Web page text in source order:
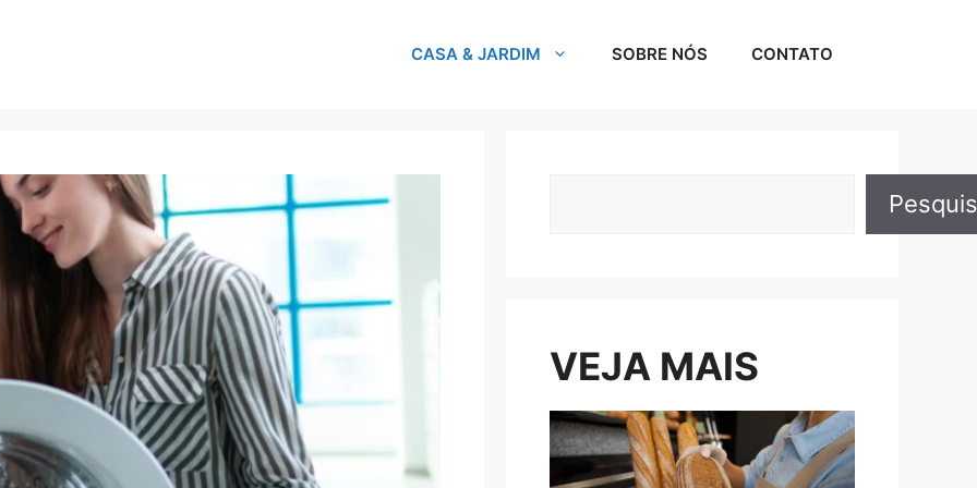
CASA & JARDIM SOBRE NÓS CONTATO
VEJA MAIS